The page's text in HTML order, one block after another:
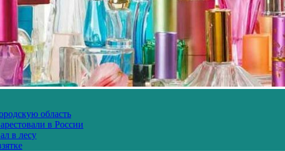
область
в России
в лесу